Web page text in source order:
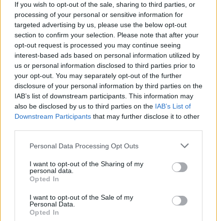
If you wish to opt-out of the sale, sharing to third parties, or
processing of your personal or sensitive information for
targeted advertising by us, please use the below opt-out
section to confirm your selection. Please note that after your
opt-out request is processed you may continue seeing
interest-based ads based on personal information utilized by
us or personal information disclosed to third parties prior to
your opt-out. You may separately opt-out of the further
disclosure of your personal information by third parties on the
IAB’s list of downstream participants. This information may
also be disclosed by us to third parties on the IAB’s List of
Downstream Participants that may further disclose it to other
Personal Data Processing Opt Outs
I want to opt-out of the Sharing of my
personal data.
Opted In
I want to opt-out of the Sale of my
Personal Data.
Opted In
Prisijunkite prie registruotų vartotojų
bendruomenės ir bendraukite komentaruose!
Rodyti komentarus
Prisijungti komentatoriams